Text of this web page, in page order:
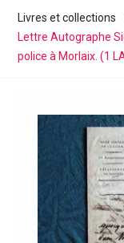
Livres et collections
Lettre Autographe
police à Morlaix. (1